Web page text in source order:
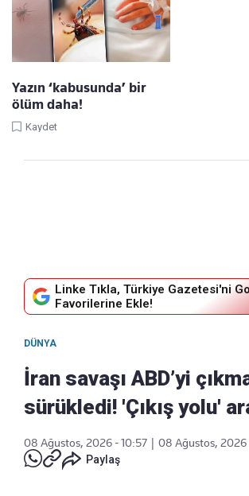
Yazın ‘kabusunda’ bir
ölüm daha!
Kaydet
Linke Tıkla, Türkiye Gazetesi'ni
Favorilerine Ekle!
DÜNYA
İran savaşı ABD’yi
sürükledi! 'Çıkış yolu'
08 Ağustos, 2026 - 10:57
08 Ağustos, 2026
Paylaş